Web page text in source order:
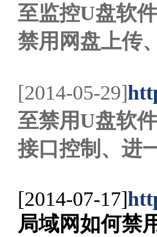
至监控U盘软
禁用网盘上传
[2014-05-29]
至禁用U盘软
接口控制、进
[2014-07-17]
局域网如何禁